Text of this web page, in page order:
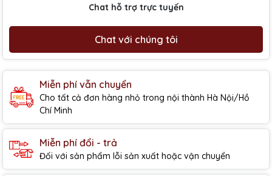
Chat hỗ trợ trực tuyến
Chat với chúng tôi
Miễn phí vẫn chuyển
Cho tất cả đơn hàng nhỏ trong nội thành Hà Nội/Hồ
Chí Minh
Miễn phí đổi - trả
Đối với sản phẩm lỗi sản xuất hoặc vận chuyển